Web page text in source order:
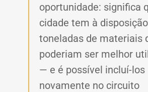
oportunidade: significa
cidade tem à disposição
toneladas de materiais
poderiam ser melhor
— e é possível incluí-los
novamente no circuito